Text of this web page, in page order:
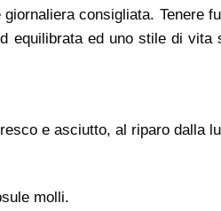
consigliata. Tenere
equilibrata ed uno stile di
e asciutto, al riparo dalla
molli.